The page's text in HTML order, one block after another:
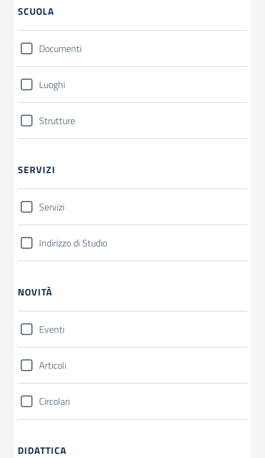
SCUOLA
Documenti
Luoghi
Strutture
SERVIZI
Servizi
Indirizzo di Studio
NOVITÀ
Eventi
Articoli
Circolari
DIDATTICA